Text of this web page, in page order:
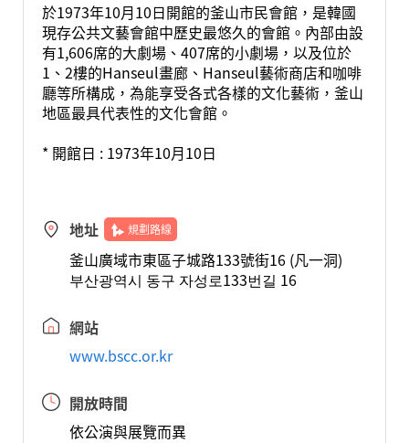
於1973年10月10日開館的釜山市民會館，是韓國
現存公共文藝會館中歷史最悠久的會館。內部由設
有1,606席的大劇場、407席的小劇場，以及位於
1、2樓的Hanseul畫廊、Hanseul藝術商店和咖啡
廳等所構成，為能享受各式各樣的文化藝術，釜山
地區最具代表性的文化會館。
* 開館日 : 1973年10月10日
地址 規劃路線
釜山廣域市東區子城路133號街16 (凡一洞)
부산광역시 동구 자성로133번길 16
網站
www.bscc.or.kr
開放時間
依公演與展覽而異